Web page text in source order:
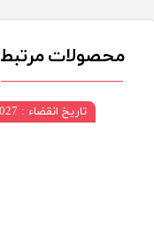
محصولات مرتبط
تاریخ انقضاء : 08/2027